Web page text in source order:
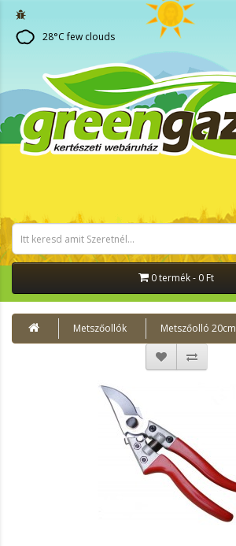
28°C few clouds
0 termék - 0 Ft
Metszőollók Metszőolló 20cm